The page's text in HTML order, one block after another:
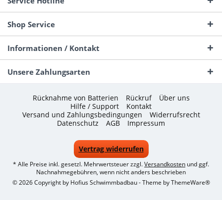
Shop Service
Informationen / Kontakt
Unsere Zahlungsarten
Rücknahme von Batterien Rückruf
Über uns
Hilfe / Support
Kontakt
Versand und Zahlungsbedingungen
Widerrufsrecht
Datenschutz
AGB Impressum
Vertrag widerrufen
* Alle Preise inkl. gesetzl. Mehrwertsteuer zzgl.Versandkosten und ggf.
Nachnahmegebühren, wenn nicht anders beschrieben
© 2026 Copyright by Hofius Schwimmbadbau - Theme byThemeWare®